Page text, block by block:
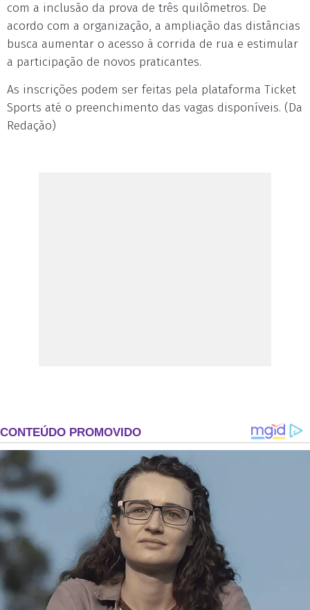
com a inclusão da prova de três quilômetros. De
acordo com a organização, a ampliação das distâncias
busca aumentar o acesso à corrida de rua e estimular
a participação de novos praticantes.
As inscrições podem ser feitas pela plataforma Ticket
Sports até o preenchimento das vagas disponíveis. (Da
Redação)